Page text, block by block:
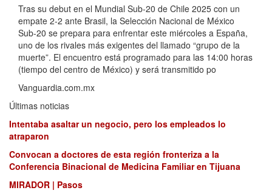
Tras su debut en el Mundial Sub-20 de Chile 2025 con un
empate 2-2 ante Brasil, la Selección Nacional de México
Sub-20 se prepara para enfrentar este miércoles a España,
uno de los rivales más exigentes del llamado “grupo de la
muerte”. El encuentro está programado para las 14:00 horas
(tiempo del centro de México) y será transmitido po
Vanguardia.com.mx
Últimas noticias
Intentaba asaltar un negocio, pero los empleados lo
atraparon
Convocan a doctores de esta región fronteriza a la
Conferencia Binacional de Medicina Familiar en Tijuana
MIRADOR | Pasos